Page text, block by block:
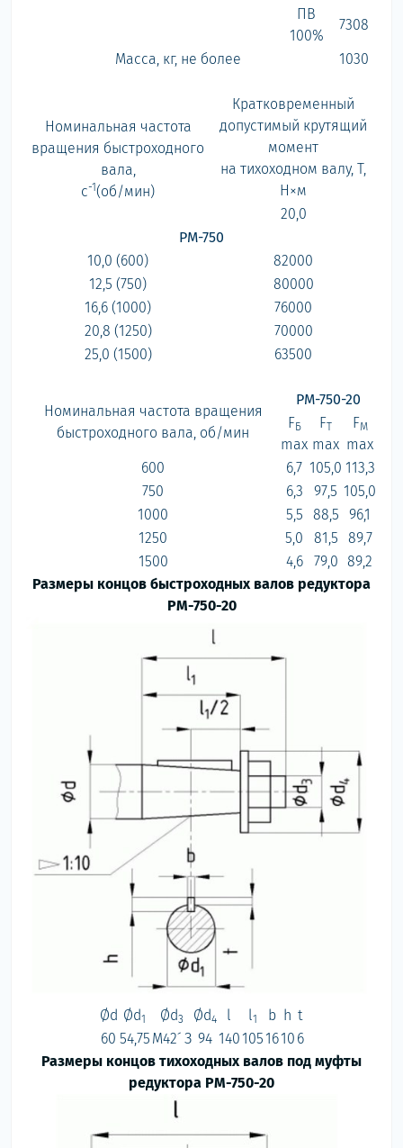
ПВ
100%
7308
Масса, кг, не более
1030
Номинальная частота
вращения быстроходного
вала,
с-1(об/мин)
Кратковременный
допустимый крутящий
момент
на тихоходном валу, Т,
Н×м
20,0
РМ-750
10,0 (600)
82000
12,5 (750)
80000
16,6 (1000)
76000
20,8 (1250)
70000
25,0 (1500)
63500
Номинальная частота вращения
быстроходного вала, об/мин
РМ-750-20
FБ
max
FТ
max
FM
max
600
6,7 105,0 113,3
750
6,3 97,5 105,0
1000
5,5 88,5
96,1
1250
5,0 81,5
89,7
1500
4,6 79,0 89,2
Размеры концов быстроходных валов редуктора
РМ-750-20
Ød Ød1 Ød3 Ød4 l l1 b h t
60 54,75 М42´ З 94 1401051610 6
Размеры концов тихоходных валов под муфты
редуктора РМ-750-20